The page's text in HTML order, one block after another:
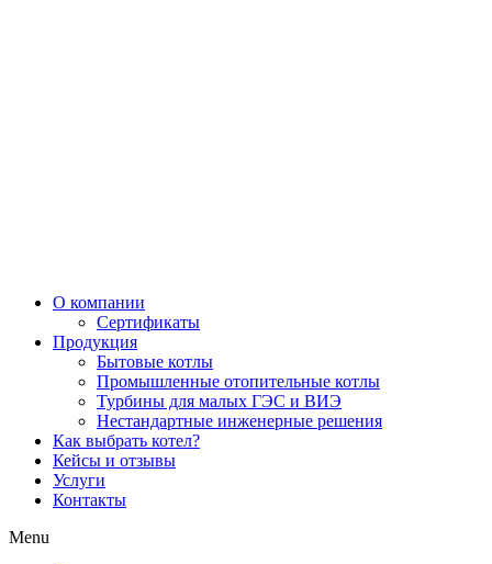
О компании
Сертификаты
Продукция
Бытовые котлы
Промышленные отопительные котлы
Турбины для малых ГЭС и ВИЭ
Нестандартные инженерные решения
Как выбрать котел?
Кейсы и отзывы
Услуги
Контакты
Menu